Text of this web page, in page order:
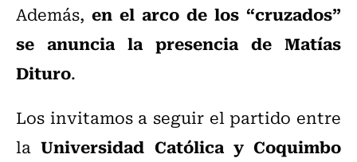
Además, en el arco de los “cruzados”
se anuncia la presencia de Matías
Dituro.
Los invitamos a seguir el partido entre
laUniversidad Católica y Coquimbo